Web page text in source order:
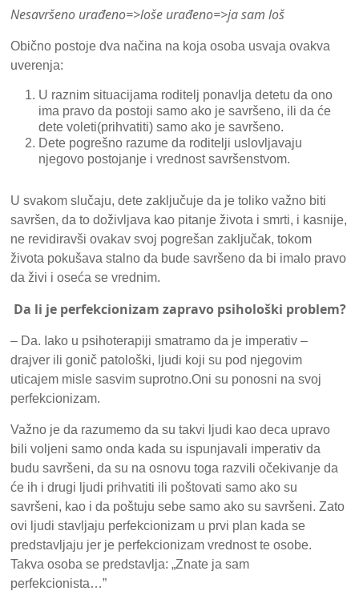
Nesavršeno urađeno=>loše urađeno=>ja sam loš
Obično postoje dva načina na koja osoba usvaja ovakva
uverenja:
U raznim situacijama roditelj ponavlja detetu da ono
ima pravo da postoji samo ako je savršeno, ili da će
dete voleti(prihvatiti) samo ako je savršeno.
Dete pogrešno razume da roditelji uslovljavaju
njegovo postojanje i vrednost savršenstvom.
U svakom slučaju, dete zaključuje da je toliko važno biti
savršen, da to doživljava kao pitanje života i smrti, i kasnije,
ne revidiravši ovakav svoj pogrešan zaključak, tokom
života pokušava stalno da bude savršeno da bi imalo pravo
da živi i oseća se vrednim.
Da li je perfekcionizam zapravo psihološki problem?
– Da. Iako u psihoterapiji smatramo da je imperativ –
drajver ili gonič patološki, ljudi koji su pod njegovim
uticajem misle sasvim suprotno.Oni su ponosni na svoj
perfekcionizam.
Važno je da razumemo da su takvi ljudi kao deca upravo
bili voljeni samo onda kada su ispunjavali imperativ da
budu savršeni, da su na osnovu toga razvili očekivanje da
će ih i drugi ljudi prihvatiti ili poštovati samo ako su
savršeni, kao i da poštuju sebe samo ako su savršeni. Zato
ovi ljudi stavljaju perfekcionizam u prvi plan kada se
predstavljaju jer je perfekcionizam vrednost te osobe.
Takva osoba se predstavlja: „Znate ja sam
perfekcionista…”